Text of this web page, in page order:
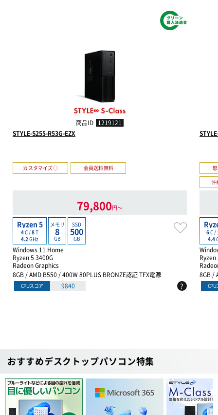
商品ID 1219121
STYLE-S255-R53G-EZX
カスタマイズ○ 会員送料無料
79,800円〜
Ryzen 5
4C /8T
4.2GHz
メモリ
8
GB
SSD
500
GB
Windows 11 Home
Ryzen 5 3400G
Radeon Graphics
8GB / AMD B550 / 400W 80PLUS BRONZE認証 TFX電源
CPUスコア 9840 ?
沖
6C /
4.4
Ryzen
8GB /
おすすめデスクトップパソコン特集